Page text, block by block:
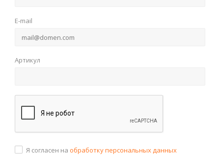
E-mail
Артикул
Я согласен на обработку персональных данных